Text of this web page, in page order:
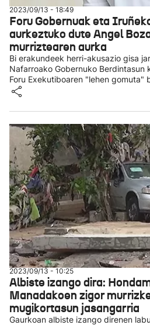
2023/09/13 - 18:49
Foru Gobernuak eta
aurkeztuko dute Angel
murriztearen aurka
Bi erakundeek herri-akusazio gisa
Nafarroako Gobernuko Berdintasun
Foru Exekutiboaren "lehen gomuta"
2023/09/13 - 10:25
Albiste izango dira:
Manadakoen zigor
mugikortasun jasangarria
Gaurkoan albiste izango direnen